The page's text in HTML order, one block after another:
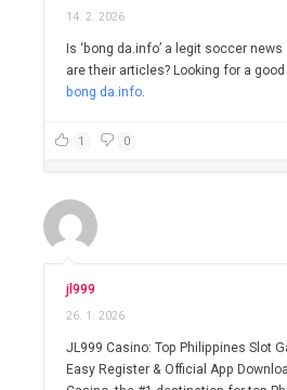
14. 2. 2026
Is ‘bong da.info’ a legit soccer
are their articles? Looking for a
bong da.info.
1 0
jl999
26. 1. 2026
JL999 Casino: Top Philippines Slot
Easy Register & Official App